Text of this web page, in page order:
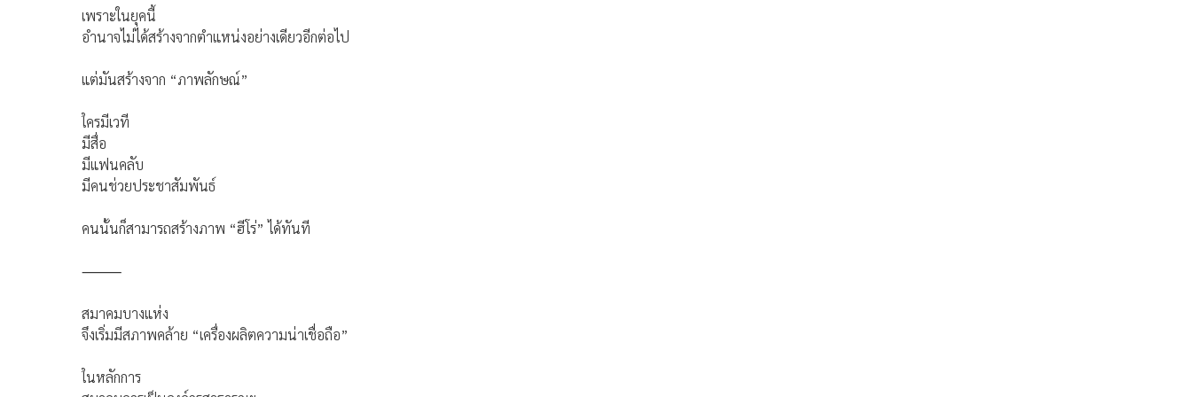
เพราะในยุคนี้
อำนาจไม่ได้สร้างจากตำแหน่งอย่างเดียวอีกต่อไป
แต่มันสร้างจาก “ภาพลักษณ์”
ใครมีเวที
มีสื่อ
มีแฟนคลับ
มีคนช่วยประชาสัมพันธ์
คนนั้นก็สามารถสร้างภาพ “ฮีโร่” ได้ทันที
⸻
สมาคมบางแห่ง
จึงเริ่มมีสภาพคล้าย “เครื่องผลิตความน่าเชื่อถือ”
ในหลักการ